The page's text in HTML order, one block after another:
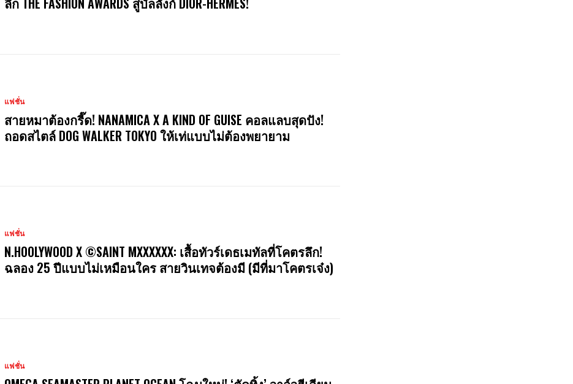
แฟชั่น
สายหมาต้องกรี๊ด! NANAMICA X A KIND OF GUISE คอลแลบสุดปัง!
ถอดสไตล์ DOG WALKER TOKYO ให้เท่แบบไม่ต้องพยายาม
แฟชั่น
N.HOOLYWOOD X ©SAINT MXXXXXX: เสื้อทัวร์เดธเมทัลที่โคตรลึก!
ฉลอง 25 ปีแบบไม่เหมือนใคร สายวินเทจต้องมี (มีที่มาโคตรเจ๋ง)
แฟชั่น